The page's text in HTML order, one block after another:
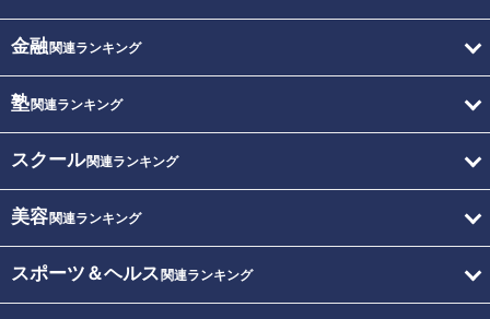
金融関連ランキング
塾関連ランキング
スクール関連ランキング
美容関連ランキング
スポーツ＆ヘルス 関連ランキング